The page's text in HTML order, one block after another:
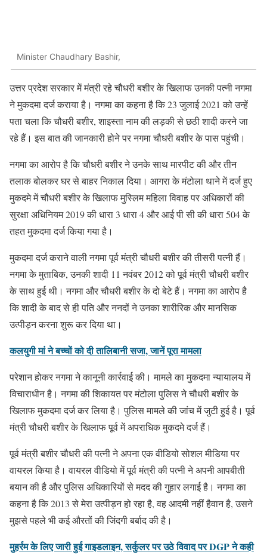
Minister Chaudhary Bashir,
उत्तर प्रदेश सरकार में मंत्री रहे चौधरी बशीर के खिलाफ उनकी पत्नी नगमा
ने मुकदमा दर्ज कराया है। नगमा का कहना है कि 23 जुलाई 2021 को उन्हें
पता चला कि चौधरी बशीर, शाइस्ता नाम की लड़की से छठी शादी करने जा
रहे हैं। इस बात की जानकारी होने पर नगमा चौधरी बशीर के पास पहुंची।
नगमा का आरोप है कि चौधरी बशीर ने उनके साथ मारपीट की और तीन
तलाक बोलकर घर से बाहर निकाल दिया। आगरा के मंटोला थाने में दर्ज हुए
मुकदमे में चौधरी बशीर के खिलाफ मुस्लिम महिला विवाह पर अधिकारों की
सुरक्षा अधिनियम 2019 की धारा 3 धारा 4 और आई पी सी की धारा 504 के
तहत मुकदमा दर्ज किया गया है।
मुकदमा दर्ज कराने वाली नगमा पूर्व मंत्री चौधरी बशीर की तीसरी पत्नी हैं।
नगमा के मुताबिक, उनकी शादी 11 नवंबर 2012 को पूर्व मंत्री चौधरी बशीर
के साथ हुई थी। नगमा और चौधरी बशीर के दो बेटे हैं। नगमा का आरोप है
कि शादी के बाद से ही पति और ननदों ने उनका शारीरिक और मानसिक
उत्पीड़न करना शुरू कर दिया था।
कलयुगी मां ने बच्चों को दी तालिबानी सजा, जानें पूरा मामला
परेशान होकर नगमा ने कानूनी कार्रवाई की। मामले का मुकदमा न्यायालय में
विचाराधीन है। नगमा की शिकायत पर मंटोला पुलिस ने चौधरी बशीर के
खिलाफ मुकदमा दर्ज कर लिया है। पुलिस मामले की जांच में जुटी हुई है। पूर्व
मंत्री चौधरी बशीर के खिलाफ पूर्व में अपराधिक मुकदमे दर्ज हैं।
पूर्व मंत्री बशीर चौधरी की पत्नी ने अपना एक वीडियो सोशल मीडिया पर
वायरल किया है। वायरल वीडियो में पूर्व मंत्री की पत्नी ने अपनी आपबीती
बयान की है और पुलिस अधिकारियों से मदद की गुहार लगाई है। नगमा का
कहना है कि 2013 से मेरा उत्पीड़न हो रहा है, वह आदमी नहीं हैवान है, उसने
मुझसे पहले भी कई औरतों की जिंदगी बर्बाद की है।
मुहर्रम के लिए जारी हुई गाइडलाइन, सर्कुलर पर उठे विवाद पर DGP ने कही